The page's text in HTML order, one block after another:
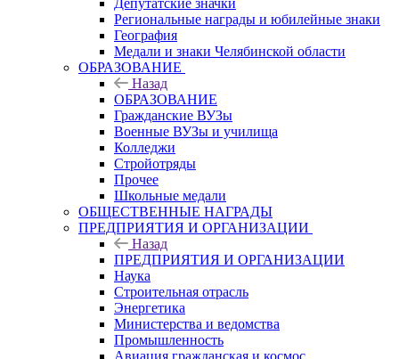
Депутатские значки
Региональные награды и юбилейные знаки
География
Медали и знаки Челябинской области
ОБРАЗОВАНИЕ
Назад
ОБРАЗОВАНИЕ
Гражданские ВУЗы
Военные ВУЗы и училища
Колледжи
Стройотряды
Прочее
Школьные медали
ОБЩЕСТВЕННЫЕ НАГРАДЫ
ПРЕДПРИЯТИЯ И ОРГАНИЗАЦИИ
Назад
ПРЕДПРИЯТИЯ И ОРГАНИЗАЦИИ
Наука
Строительная отрасль
Энергетика
Министерства и ведомства
Промышленность
Авиация гражданская и космос